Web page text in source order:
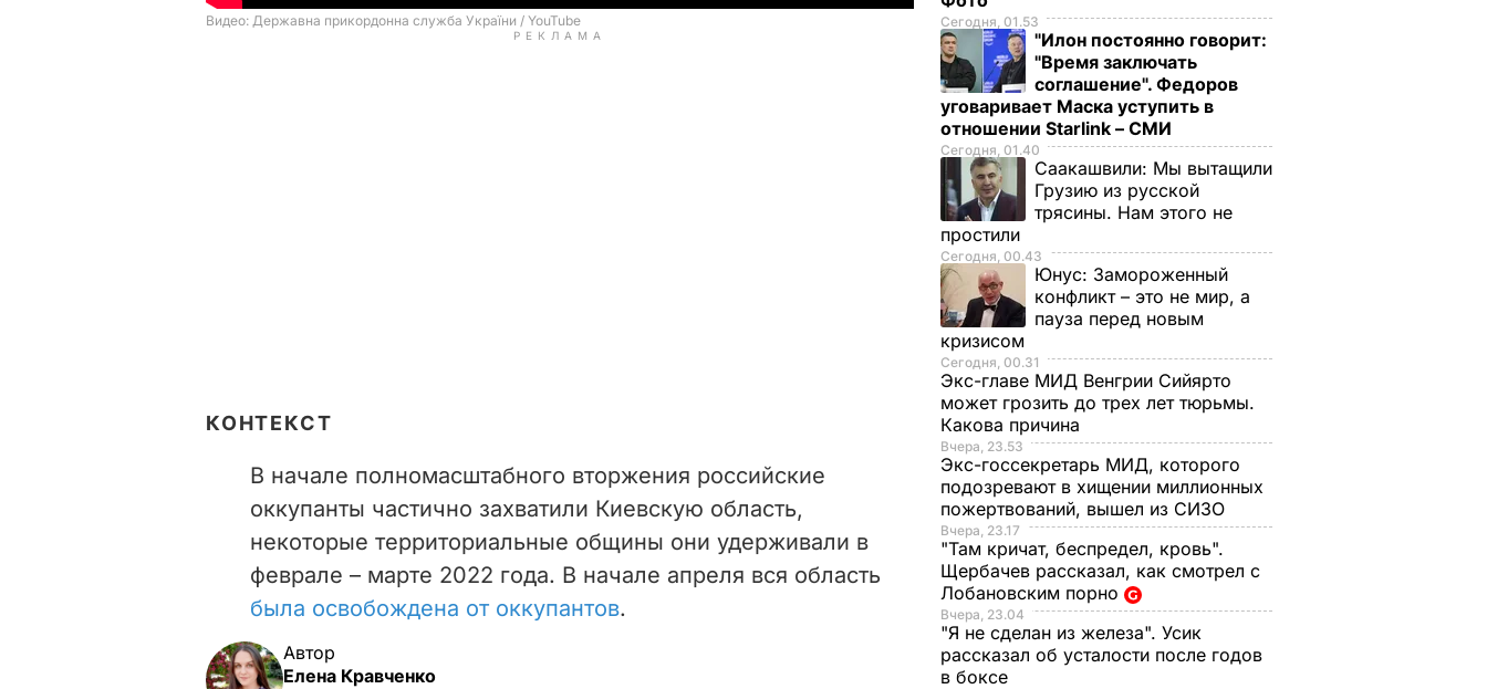
РЕКЛАМА
КОНТЕКСТ
В начале полномасштабного вторжения российские
оккупанты частично захватили Киевскую область,
некоторые территориальные общины они удерживали в
феврале – марте 2022 года. В начале апреля вся область
была освобождена от оккупантов.
Автор
Елена Кравченко
Сегодня, 01.53
"Илон постоянно говорит:
"Время заключать
соглашение". Федоров
уговаривает Маска уступить в
отношении Starlink – СМИ
Сегодня, 01.40
Саакашвили: Мы вытащили
Грузию из русской
трясины. Нам этого не
простили
Сегодня, 00.43
Юнус: Замороженный
конфликт – это не мир, а
пауза перед новым
кризисом
Сегодня, 00.31
Экс-главе МИД Венгрии Сийярто
может грозить до трех лет тюрьмы.
Какова причина
Вчера, 23.53
Экс-госсекретарь МИД, которого
подозревают в хищении миллионных
пожертвований, вышел из СИЗО
Вчера, 23.17
"Там кричат, беспредел, кровь".
Щербачев рассказал, как смотрел с
Лобановским порно
Вчера, 23.04
"Я не сделан из железа". Усик
рассказал об усталости после годов
в боксе